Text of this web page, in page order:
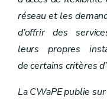
réseau et les
d’offrir des
leurs propres
de certains critères
La CWaPE publie